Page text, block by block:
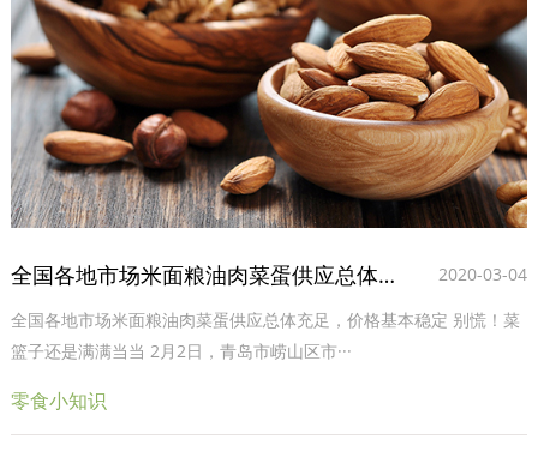
全国各地市场米面粮油肉菜蛋供应总体充足 价格
2020-03-04
全国各地市场米面粮油肉菜蛋供应总体充足，价格基本稳定 别慌！菜
篮子还是满满当当 2月2日，青岛市崂山区市···
零食小知识